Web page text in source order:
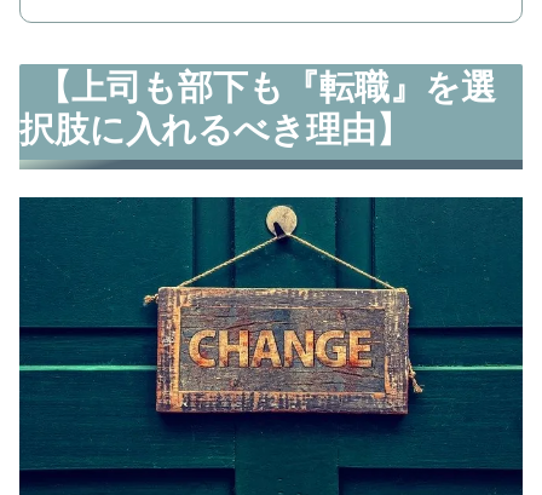
【上司も部下も『転職』を選
択肢に入れるべき理由】